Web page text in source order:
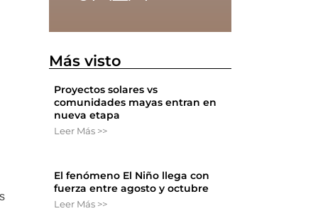
Más visto
Proyectos solares vs
comunidades mayas entran en
nueva etapa
Leer Más >>
El fenómeno El Niño llega con
fuerza entre agosto y octubre
Leer Más >>